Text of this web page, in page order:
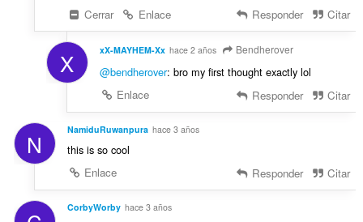
Cerrar
Enlace Responder Citar
X xX-MAYHEM-Xx hace 2 años Bendherover
@bendherover: bro my first thought exactly lol
Enlace
Responder Citar
N NamiduRuwanpura hace 3 años
this is so cool
Enlace
Responder Citar
CorbyWorby hace 3 años